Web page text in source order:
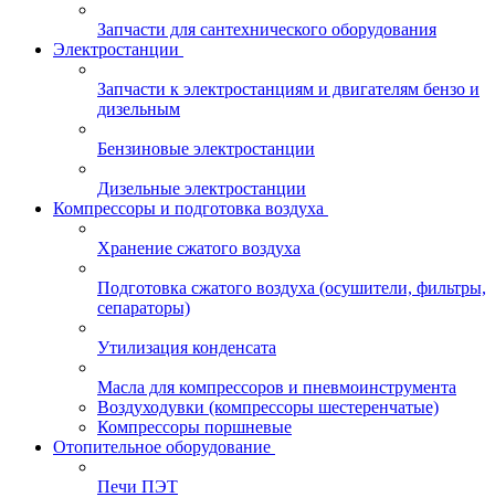
Запчасти для сантехнического оборудования
Электростанции
Запчасти к электростанциям и двигателям бензо и
дизельным
Бензиновые электростанции
Дизельные электростанции
Компрессоры и подготовка воздуха
Хранение сжатого воздуха
Подготовка сжатого воздуха (осушители, фильтры,
сепараторы)
Утилизация конденсата
Масла для компрессоров и пневмоинструмента
Воздуходувки (компрессоры шестеренчатые)
Компрессоры поршневые
Отопительное оборудование
Печи ПЭТ